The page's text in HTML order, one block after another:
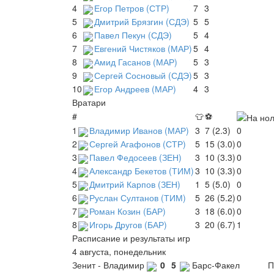
4
Егор Петров (СТР) 7 3
5
Дмитрий Брязгин (СДЭ) 5 5
6
Павел Пекун (СДЭ) 5 4
7
Евгений Чистяков (МАР)5 4
8
Амид Гасанов (МАР) 5 3
9
Сергей Сосновый (СДЭ)5 3
10
Егор Андреев (МАР) 4 3
Вратари
#
👕⚽
1
Владимир Иванов (МАР) 3 7 (2.3) 0
2
Сергей Агафонов (СТР) 5 15 (3.0)0
3
Павел Федосеев (ЗЕН) 3 10 (3.3)0
4
Александр Бекетов (ТИМ)3 10 (3.3)0
5
Дмитрий Карпов (ЗЕН) 1 5 (5.0) 0
6
Руслан Султанов (ТИМ) 5 26 (5.2)0
7
Роман Козин (БАР) 3 18 (6.0)0
8
Игорь Другов (БАР) 3 20 (6.7) 1
Расписание и результаты игр
4 августа, понедельник
Зенит - Владимир
0 5 Барс-Факел